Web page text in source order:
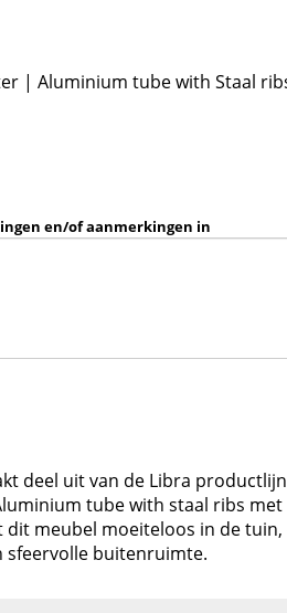
| Aluminium tube with Staal
en/of aanmerkingen in
deel uit van de Libra
tube with staal ribs met
meubel moeiteloos in de
sfeervolle buitenruimte.